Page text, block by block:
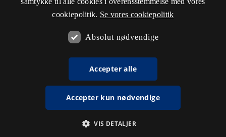
cookiepolitik. Se vores cookiepolitik
Absolut nødvendige
Accepter alle
Accepter kun nødvendige
VIS DETALJER